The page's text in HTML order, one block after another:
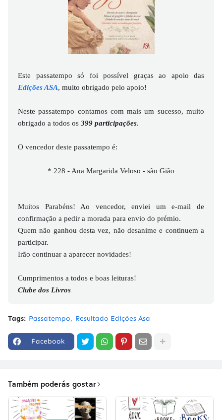
Este passatempo só foi possível graças ao apoio das
Edições ASA, muito obrigado pelo apoio!
Neste passatempo contamos com mais um sucesso, muito
obrigado a todos os 399 participações.
O vencedor deste passatempo é:
* 228 - Ana Margarida Veloso - são Gião
Muitos Parabéns! Ao vencedor, enviei um e-mail de
confirmação a pedir a morada para envio do prémio.
Quem não ganhou desta vez, não desanime e continuem a
participar.
Irão continuar a aparecer novidades!
Cumprimentos a todos e boas leituras!
Clube dos Livros
Tags: Passatempo Resultado Edições Asa
Facebook
Também poderás gostar